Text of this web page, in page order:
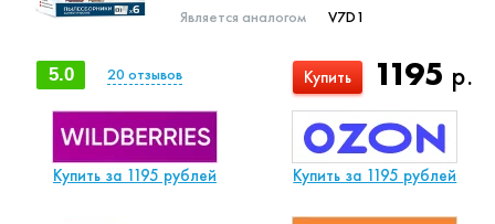
Является аналогом V7D1
1195 р.
Купить
5.0 20 отзывов
Купить за 1195 рублей Купить за 1195 рублей